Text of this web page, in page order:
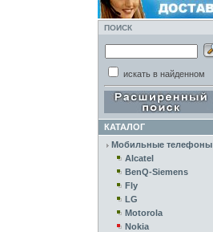
ПОИСК
искать в найденном
КАТАЛОГ
Мобильные телефоны
Alcatel
BenQ-Siemens
Fly
LG
Motorola
Nokia